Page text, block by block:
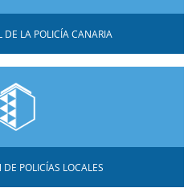
DE LA POLICÍA CANARIA
POLICÍAS LOCALES